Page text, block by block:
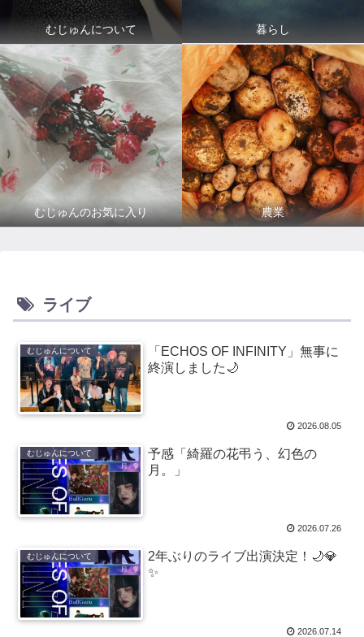
むじゅんについて 暮らし
むじゅんのお気に入り 農業
ライブ
むじゅんについて
「ECHOS OF INFINITY」無事に
終演しました🌙
2026.08.05
むじゅんについて
予感「綺羅の花弔う、幻色の
月。」
2026.07.26
むじゅんについて
2年ぶりのライブ出演決定！🌙💎
✨
2026.07.14